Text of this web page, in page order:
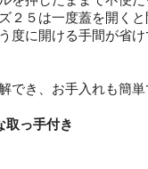
２５は一度蓋を開く
度に開ける手間が省け
でき、お手入れも簡単
取っ手付き